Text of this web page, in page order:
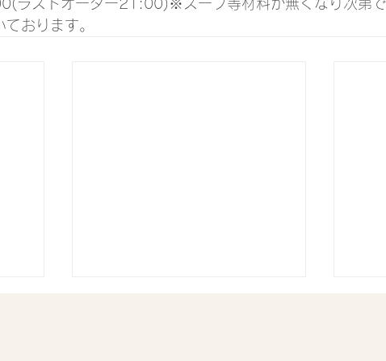
ラストオーダー21:00)※スープ等材料が無くなり次第で
おります。